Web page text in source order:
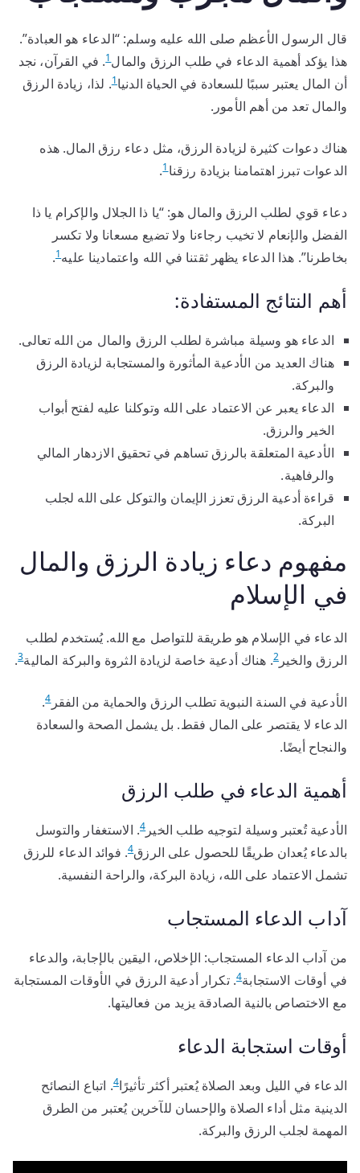
قال الرسول الأعظم صلى الله عليه وسلم: “الدعاء هو العبادة”.
هذا يؤكد أهمية الدعاء في طلب الرزق والمال1. في القرآن، نجد
أن المال يعتبر سببًا للسعادة في الحياة الدنيا1. لذا، زيادة الرزق
والمال تعد من أهم الأمور.
هناك دعوات كثيرة لزيادة الرزق، مثل دعاء رزق المال. هذه
الدعوات تبرز اهتمامنا بزيادة رزقنا1
.
دعاء قوي لطلب الرزق والمال هو: “يا ذا الجلال والإكرام يا ذا
الفضل والإنعام لا تخيب رجاءنا ولا تضيع مسعانا ولا تكسر
بخاطرنا”. هذا الدعاء يظهر ثقتنا في الله واعتمادينا عليه1
.
أهم النتائج المستفادة:
الدعاء هو وسيلة مباشرة لطلب الرزق والمال من الله تعالى.
هناك العديد من الأدعية المأثورة والمستجابة لزيادة الرزق
والبركة.
الدعاء يعبر عن الاعتماد على الله وتوكلنا عليه لفتح أبواب
الخير والرزق.
الأدعية المتعلقة بالرزق تساهم في تحقيق الازدهار المالي
والرفاهية.
قراءة أدعية الرزق تعزز الإيمان والتوكل على الله لجلب
البركة.
مفهوم دعاء زيادة الرزق والمال
في الإسلام
الدعاء في الإسلام هو طريقة للتواصل مع الله. يُستخدم لطلب
الرزق والخير 2. هناك أدعية خاصة لزيادة الثروة والبركة المالية3
.
الأدعية في السنة النبوية تطلب الرزق والحماية من الفقر4
.
الدعاء لا يقتصر على المال فقط. بل يشمل الصحة والسعادة
والنجاح أيضًا.
أهمية الدعاء في طلب الرزق
الأدعية تُعتبر وسيلة لتوجيه طلب الخير4. الاستغفار والتوسل
بالدعاء يُعدان طريقًا للحصول على الرزق4. فوائد الدعاء للرزق
تشمل الاعتماد على الله، زيادة البركة، والراحة النفسية.
آداب الدعاء المستجاب
من آداب الدعاء المستجاب: الإخلاص، اليقين بالإجابة، والدعاء
في أوقات الاستجابة4. تكرار أدعية الرزق في الأوقات المستجابة
مع الاختصاص بالنية الصادقة يزيد من فعاليتها.
أوقات استجابة الدعاء
الدعاء في الليل وبعد الصلاة يُعتبر أكثر تأثيرًا4. اتباع النصائح
الدينية مثل أداء الصلاة والإحسان للآخرين يُعتبر من الطرق
المهمة لجلب الرزق والبركة.